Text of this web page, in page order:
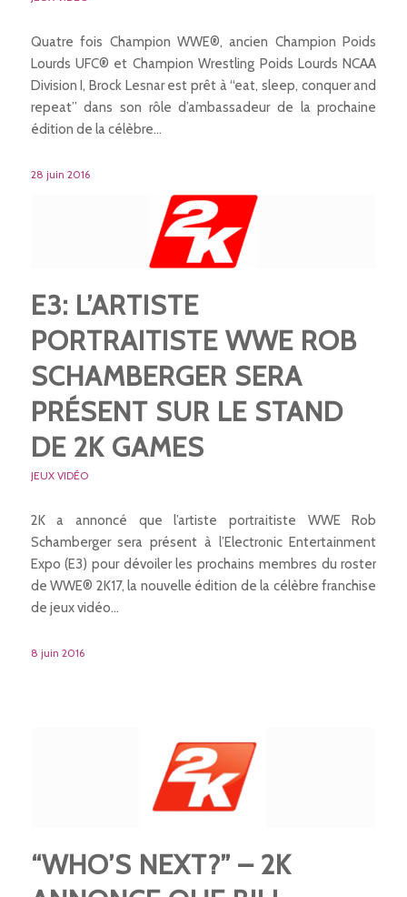
Quatre fois Champion WWE®, ancien Champion Poids
Lourds UFC® et Champion Wrestling Poids Lourds NCAA
Division I, Brock Lesnar est prêt à “eat, sleep, conquer and
repeat” dans son rôle d’ambassadeur de la prochaine
édition de la célèbre…
28 juin 2016
E3: L’ARTISTE
PORTRAITISTE WWE ROB
SCHAMBERGER SERA
PRÉSENT SUR LE STAND
DE 2K GAMES
JEUX VIDÉO
2K a annoncé que l’artiste portraitiste WWE Rob
Schamberger sera présent à l’Electronic Entertainment
Expo (E3) pour dévoiler les prochains membres du roster
de WWE® 2K17, la nouvelle édition de la célèbre franchise
de jeux vidéo…
8 juin 2016
“WHO’S NEXT?” – 2K